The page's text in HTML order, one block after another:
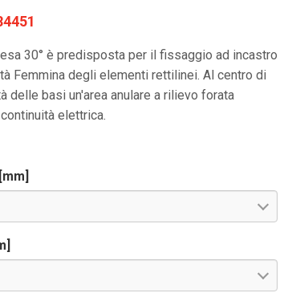
30° è predisposta per il fissaggio ad incastro
Femmina degli elementi rettilinei. Al centro di
delle basi un'area anulare a rilievo forata
elettrica.